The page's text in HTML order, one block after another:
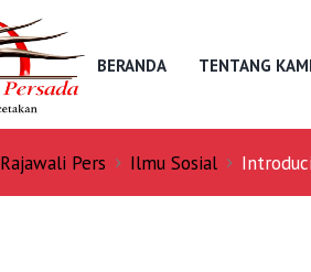
BERANDA TENTANG KAMI
Rajawali Pers Ilmu Sosial